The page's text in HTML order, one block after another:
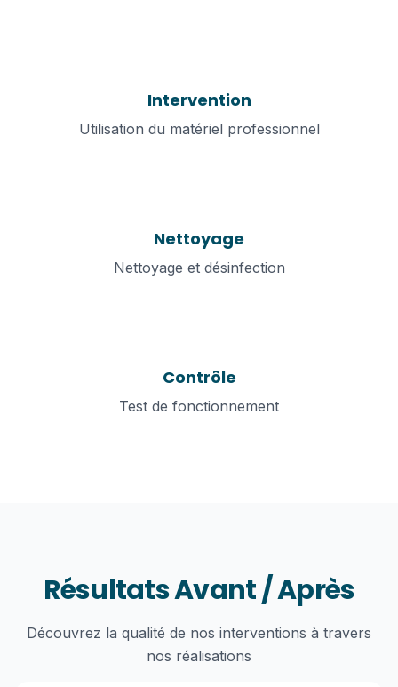
Intervention
Utilisation du matériel professionnel
Nettoyage
Nettoyage et désinfection
Contrôle
Test de fonctionnement
Résultats Avant / Après
Découvrez la qualité de nos interventions à travers
nos réalisations